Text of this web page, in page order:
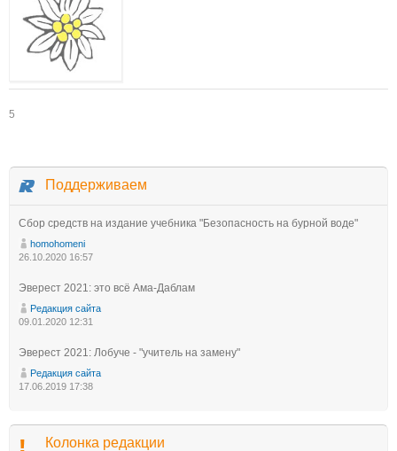
5
Поддерживаем
Сбор средств на издание учебника "Безопасность на бурной воде"
homohomeni
26.10.2020 16:57
Эверест 2021: это всё Ама-Даблам
Редакция сайта
09.01.2020 12:31
Эверест 2021: Лобуче - "учитель на замену"
Редакция сайта
17.06.2019 17:38
Колонка редакции